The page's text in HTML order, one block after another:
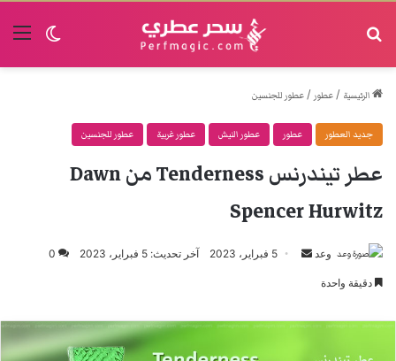
الوضع
الرئيسية /عطور/عطور للجنسين
جديد العطور عطور عطور النيش عطور غربية عطور للجنسين
عطر تيندرنس Tenderness من Dawn
Spencer Hurwitz
وعد
أرسل
5 فبراير، 2023 آخر تحديث: 5 فبراير، 2023 0
دقيقة واحدة